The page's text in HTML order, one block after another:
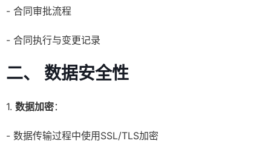
- 合同审批流程
- 合同执行与变更记录
二、 数据安全性
1. 数据加密：
- 数据传输过程中使用SSL/TLS加密